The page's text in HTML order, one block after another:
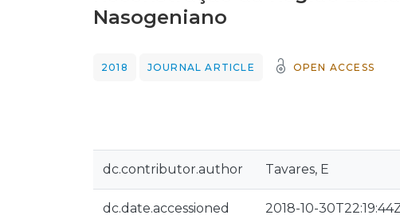
Nasogeniano
2018 JOURNAL ARTICLE OPEN ACCESS
dc.contributor.author Tavares, E
dc.date.accessioned 2018-10-